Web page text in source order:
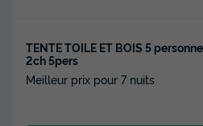
TENTE TOILE ET BOIS 5
2ch 5pers
Meilleur prix pour 7 nuits